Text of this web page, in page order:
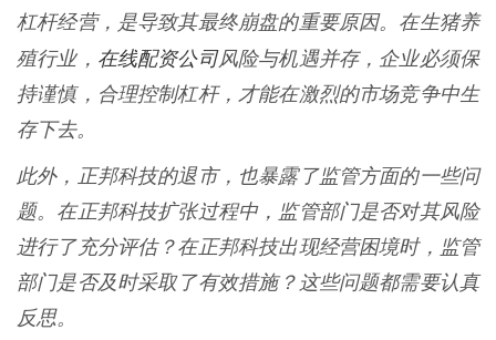
杠杆经营，是导致其最终崩盘的重要原因。在生猪养
殖行业， 在线配资公司风险与机遇并存，企业必须保
持谨慎，合理控制杠杆，才能在激烈的市场竞争中生
存下去。
此外，正邦科技的退市，也暴露了监管方面的一些问
题。在正邦科技扩张过程中，监管部门是否对其风险
进行了充分评估？在正邦科技出现经营困境时，监管
部门是否及时采取了有效措施？这些问题都需要认真
反思。